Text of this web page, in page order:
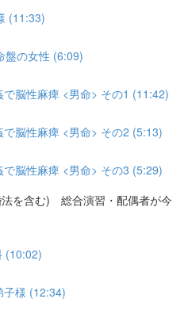
(11:33)
盤の女性 (6:09)
脳性麻痺 <男命> その1 (11:42)
脳性麻痺 <男命> その2 (5:13)
脳性麻痺 <男命> その3 (5:29)
法を含む) 総合演習・配偶者が今
(10:02)
子様 (12:34)